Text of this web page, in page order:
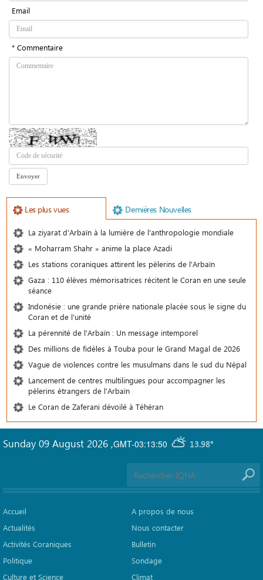
Email
* Commentaire
Les plus vues Demiéres Nouvelles
La ziyarat d'Arbaïn à la lumière de l'anthropologie mondiale
« Moharram Shahr » anime la place Azadi
Les stations coraniques attirent les pèlerins de l'Arbaïn
Gaza : 110 élèves mémorisatrices récitent le Coran en une seule
séance
Indonésie : une grande prière nationale placée sous le signe du
Coran et de l’unité
La pérennité de l'Arbaïn : Un message intemporel
Des millions de fidèles à Touba pour le Grand Magal de 2026
Vague de violences contre les musulmans dans le sud du Népal
Lancement de centres multilingues pour accompagner les
pèlerins étrangers de l'Arbaïn
Le Coran de Zaferani dévoilé à Téhéran
GMT-03:13:50 13.98°
Sunday 09 August 2026 ,
Accueil
Actualités
Activités Coraniques
Politique
Culture et Science
A propos de nous
Nous contacter
Bulletin
Sondage
Climat